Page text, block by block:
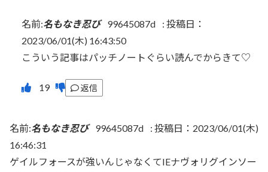
名前:名もなき忍び 99645087d : 投稿日：
2023/06/01(木) 16:43:50
こういう記事はパッチノートぐらい読んでからきて♡
返信
名前:名もなき忍び 99645087d : 投稿日：2023/06/01(木)
16:46:31
ゲイルフォースが強いんじゃなくてIEナヴォリグインソー